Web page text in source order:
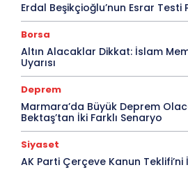
Erdal Beşikçioğlu’nun Esrar Testi
Borsa
Altın Alacaklar Dikkat: İslam
Uyarısı
Deprem
Marmara’da Büyük Deprem
Bektaş’tan İki Farklı Senaryo
Siyaset
AK Parti Çerçeve Kanun Teklifi’ni